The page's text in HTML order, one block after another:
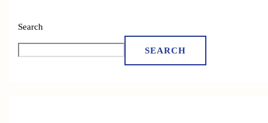
Search
SEARCH